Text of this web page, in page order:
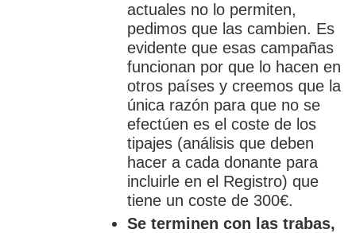
actuales no lo permiten,
pedimos que las cambien. Es
evidente que esas campañas
funcionan por que lo hacen en
otros países y creemos que la
única razón para que no se
efectúen es el coste de los
tipajes (análisis que deben
hacer a cada donante para
incluirle en el Registro) que
tiene un coste de 300€.
Se terminen con las trabas,